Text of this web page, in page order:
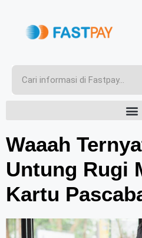
Waaah
Untung Rugi
Kartu